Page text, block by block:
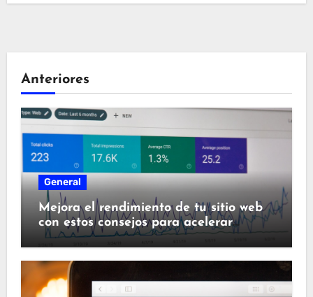
Anteriores
General
Mejora el rendimiento de tu sitio web
con estos consejos para acelerar
WordPress